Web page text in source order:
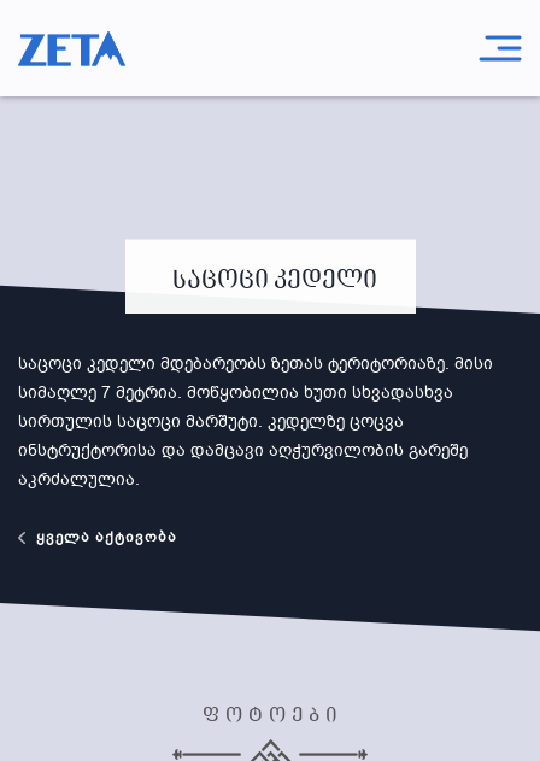
საცოცი კედელი
საცოცი კედელი მდებარეობს ზეთას ტერიტორიაზე. მისი
სიმაღლე 7 მეტრია. მოწყობილია ხუთი სხვადასხვა
სირთულის საცოცი მარშუტი. კედელზე ცოცვა
ინსტრუქტორისა და დამცავი აღჭურვილობის გარეშე
აკრძალულია.
ყველა აქტივობა
ფოტოები